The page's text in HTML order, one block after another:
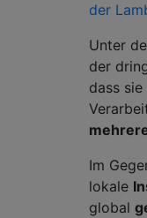
der
Unter
der
dass
Im
lokale
global